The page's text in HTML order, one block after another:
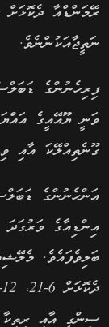
ނަތީޖާއަކުންނެވެ.
ފިރިހެނުންގެ
ވަނީ ޔޫއޭއީގެ
ގޫނެތިއްލޭކަ އާއި
އަންހެނުންގެ
އިންޑިއާގެ
ބަލިވެފައެވެ.